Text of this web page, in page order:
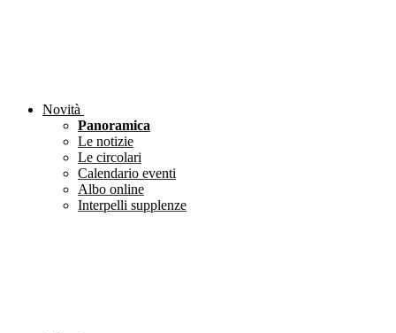
Novità
Panoramica
Le notizie
Le circolari
Calendario eventi
Albo online
Interpelli supplenze